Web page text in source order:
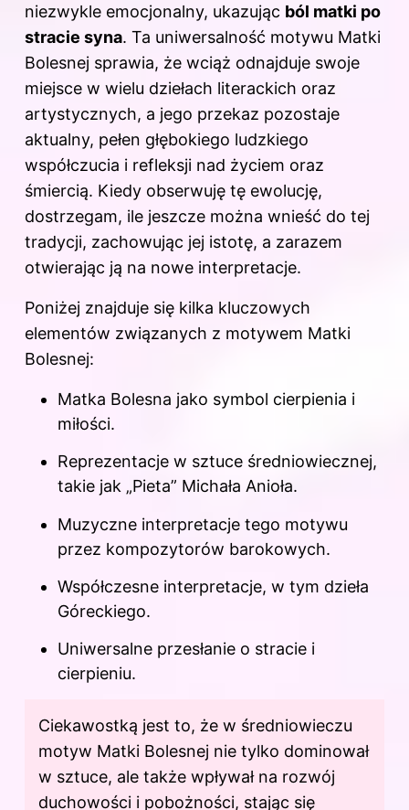
niezwykle emocjonalny, ukazując ból matki po
stracie syna. Ta uniwersalność motywu Matki
Bolesnej sprawia, że wciąż odnajduje swoje
miejsce w wielu dziełach literackich oraz
artystycznych, a jego przekaz pozostaje
aktualny, pełen głębokiego ludzkiego
współczucia i refleksji nad życiem oraz
śmiercią. Kiedy obserwuję tę ewolucję,
dostrzegam, ile jeszcze można wnieść do tej
tradycji, zachowując jej istotę, a zarazem
otwierając ją na nowe interpretacje.
Poniżej znajduje się kilka kluczowych
elementów związanych z motywem Matki
Bolesnej:
Matka Bolesna jako symbol cierpienia i
miłości.
Reprezentacje w sztuce średniowiecznej,
takie jak „Pieta” Michała Anioła.
Muzyczne interpretacje tego motywu
przez kompozytorów barokowych.
Współczesne interpretacje, w tym dzieła
Góreckiego.
Uniwersalne przesłanie o stracie i
cierpieniu.
Ciekawostką jest to, że w średniowieczu
motyw Matki Bolesnej nie tylko dominował
w sztuce, ale także wpływał na rozwój
duchowości i pobożności, stając się